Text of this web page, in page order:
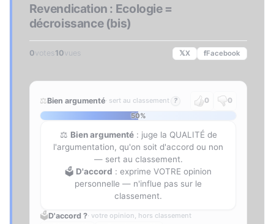
Revendication : Ecologie =
décroissance (bis)
0votes 10vues 𝕏X fFacebook
⚖️Bien argumenté· sert au classement ? 0
0
50%
⚖️ Bien argumenté: juge la QUALITÉ de
l'argumentation, qu'on soit d'accord ou non
— sert au classement.
🗳️ D'accord : exprime VOTRE opinion
personnelle — n'influe pas sur le
classement.
🗳️D'accord ?· votre opinion, hors classement